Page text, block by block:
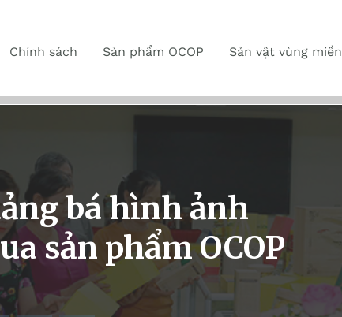
Chính sách Sản phẩm OCOP Sản vật vùng miền
bá hình ảnh
sản phẩm OCOP